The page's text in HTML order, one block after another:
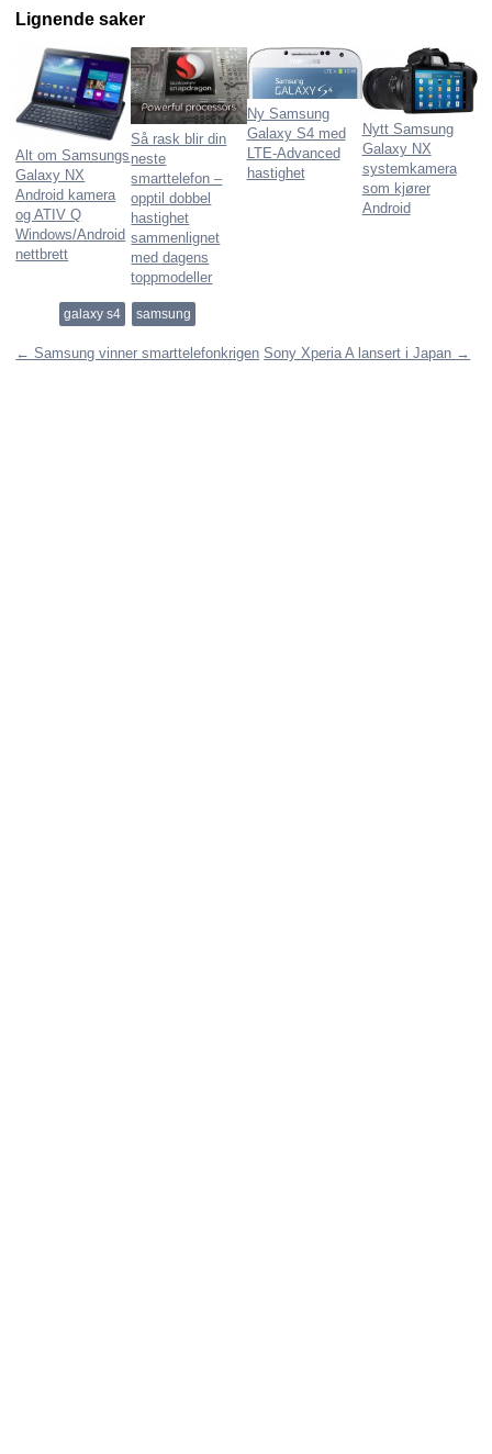
Lignende saker
Alt om Samsungs
Galaxy NX
Android kamera
og ATIV Q
Windows/Android
nettbrett
Så rask blir din
neste
smarttelefon –
opptil dobbel
hastighet
sammenlignet
med dagens
toppmodeller
Ny Samsung
Galaxy S4 med
LTE-Advanced
hastighet
Nytt Samsung
Galaxy NX
systemkamera
som kjører
Android
galaxy s4 samsung
← Samsung vinner smarttelefonkrigen Sony Xperia A lansert i Japan →